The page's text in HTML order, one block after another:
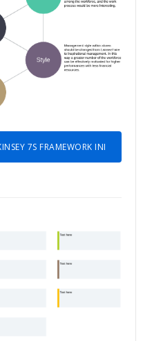
7S FRAMEWORK INI